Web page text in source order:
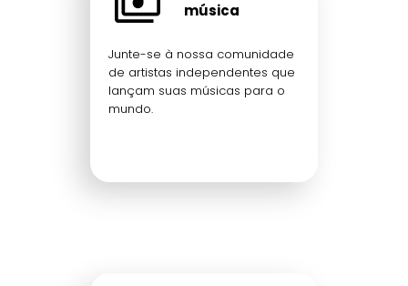
música
Junte-se à nossa comunidade
de artistas independentes que
lançam suas músicas para o
mundo.